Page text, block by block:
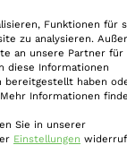
zur
an?
Funktionen für
zu analysieren.
an unsere Partner für
diese Informationen
bereitgestellt haben
Informationen
Sie in unserer
Einstellungen